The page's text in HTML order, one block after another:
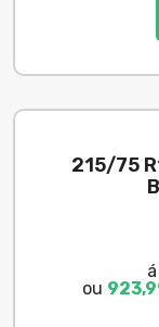
215/75
ou